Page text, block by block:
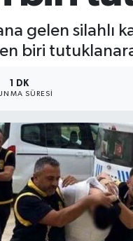
gelen silahlı
biri
1 DK
SÜRESI